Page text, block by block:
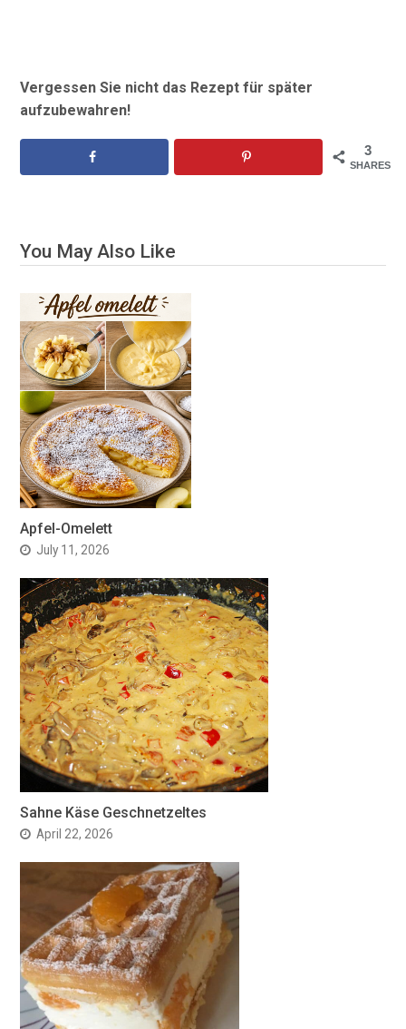
Vergessen Sie nicht das Rezept für später
aufzubewahren!
3
SHARES
You May Also Like
Apfel-Omelett
July 11, 2026
Sahne Käse Geschnetzeltes
April 22, 2026